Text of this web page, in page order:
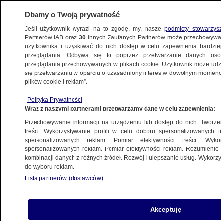
POLSKA
i Kościołowi
17.04.2014, 14:40
Udostępnij
- Kapłaństwo ma być kapłaństwem służebnym
który w Wielki Czwartek odprawił mszę św. dla
Dbamy o Twoją prywatność
Jeśli użytkownik wyrazi na to zgodę, my, naszepodmioty
Partnerów IAB oraz30 innych Zaufanych Partnerów może
użytkownika i uzyskiwać do nich dostęp w celu zapewnienia
przeglądania. Odbywa się to poprzez przetwarzanie danych
przeglądania przechowywanych w plikach cookie. Użytkownik może
się przetwarzaniu w oparciu o uzasadniony interes w dowolnym
plików cookie i reklam”.
Polityka Prywatności
Wraz z naszymi partnerami przetwarzamy dane w celu zapewnienia:
Przechowywanie informacji na urządzeniu lub dostęp do nich.
treści. Wykorzystywanie profili w celu doboru spersonalizowanych
spersonalizowanych reklam. Pomiar efektywności treści.
spersonalizowanych reklam. Pomiar efektywności reklam.
kombinacji danych z różnych źródeł. Rozwój i ulepszanie usług.
do wyboru reklam.
Lista partnerów (dostawców)
Akceptuję